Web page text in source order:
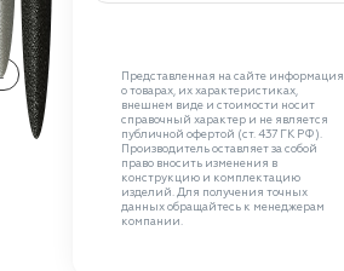
Представленная на сайте информация
о товарах, их характеристиках,
внешнем виде и стоимости носит
справочный характер и не является
публичной офертой (ст. 437 ГК РФ).
Производитель оставляет за собой
право вносить изменения в
конструкцию и комплектацию
изделий. Для получения точных
данных обращайтесь к менеджерам
компании.